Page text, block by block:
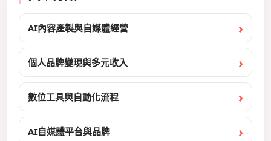
AI內容產製與自媒體經營
個人品牌變現與多元收入
數位工具與自動化流程
AI自媒體平台與品牌